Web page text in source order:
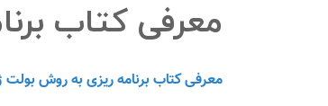
معرفی کتاب
معرفی کتاب برنامه‌ ریزی به روش بولت